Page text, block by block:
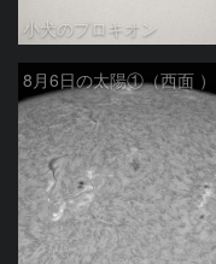
小犬のプロキオン
8月6日の太陽①（西面 ）